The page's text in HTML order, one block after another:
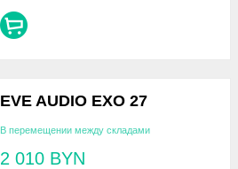
EVE AUDIO EXO 27
В перемещении между складами
2 010 BYN